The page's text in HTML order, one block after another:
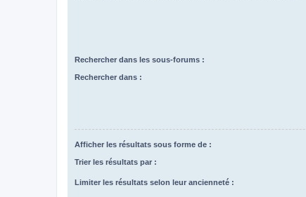
Rechercher dans les sous-forums :
Rechercher dans :
Afficher les résultats sous forme de :
Trier les résultats par :
Limiter les résultats selon leur ancienneté :